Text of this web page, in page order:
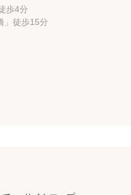
歩4分
」徒歩15分